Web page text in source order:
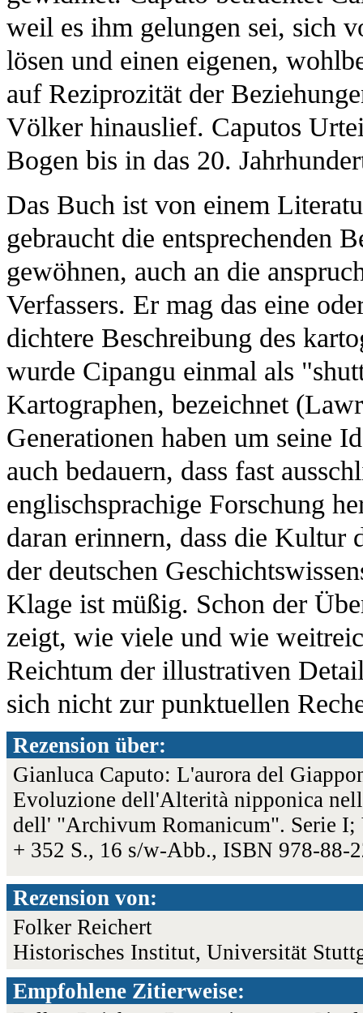
weil es ihm gelungen sei, sich
lösen und einen eigenen,
auf Reziprozität der
Völker hinauslief. Caputos
Bogen bis in das 20.
Das Buch ist von einem
gebraucht die entsprechenden
gewöhnen, auch an die
Verfassers. Er mag das eine
dichtere Beschreibung des
wurde Cipangu einmal als
Kartographen, bezeichnet
Generationen haben um seine
auch bedauern, dass fast
englischsprachige Forschung
daran erinnern, dass die Kultur
der deutschen
Klage ist müßig. Schon der
zeigt, wie viele und wie
Reichtum der illustrativen
sich nicht zur punktuellen
Rezension über:
Gianluca Caputo: L'aurora del
Evoluzione dell'Alterità nipponica
dell' "Archivum Romanicum". Serie
+ 352 S., 16 s/w-Abb., ISBN 978-88-
Rezension von:
Folker Reichert
Historisches Institut, Universität
Empfohlene Zitierweise: